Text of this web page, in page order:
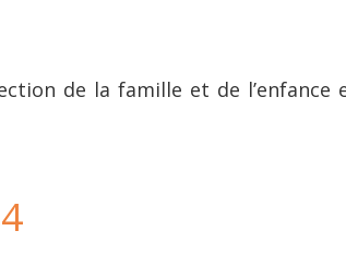
de la famille et de l’enfance